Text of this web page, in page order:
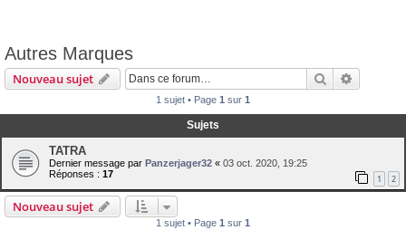
Autres Marques
Nouveau sujet Rechercher
1 sujet • Page 1 sur 1
Sujets
TATRA
Dernier message par Panzerjager32 « 03 oct. 2020, 19:25
Réponses : 17 1 2
Nouveau sujet
1 sujet • Page 1 sur 1